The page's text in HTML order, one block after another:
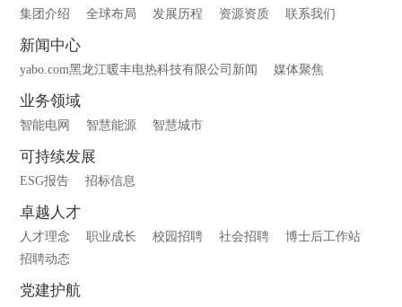
集团介绍 全球布局 发展历程 资源资质 联系我们
新闻中心
yabo.com黑龙江暖丰电热科技有限公司新闻 媒体聚焦
业务领域
智能电网 智慧能源 智慧城市
可持续发展
ESG报告 招标信息
卓越人才
人才理念 职业成长 校园招聘 社会招聘
博士后工作站
招聘动态
党建护航